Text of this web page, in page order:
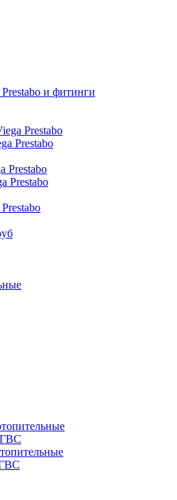
и фитинги
Prestabo
Prestabo
Prestabo
Prestabo